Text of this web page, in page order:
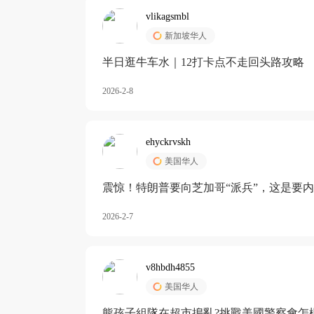
vlikagsmbl
新加坡华人
半日逛牛车水｜12打卡点不走回头路攻略
2026-2-8
ehyckrvskh
美国华人
震惊！特朗普要向芝加哥“派兵”，这是要
2026-2-7
v8hbdh4855
美国华人